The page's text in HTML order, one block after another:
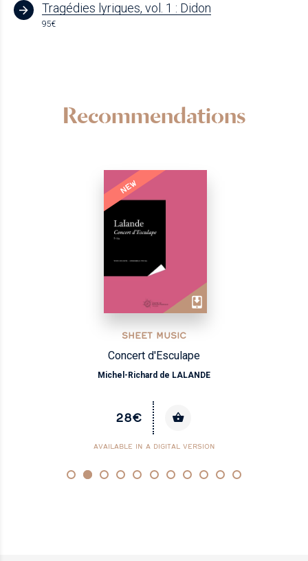
Tragédies lyriques, vol. 1 : Didon
95€
Recommendations
NEW
SHEET MUSIC
Concert d'Esculape
Michel-Richard de LALANDE
28€
AVAILABLE IN A DIGITAL VERSION